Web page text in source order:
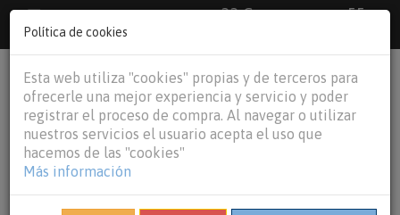
33 €
55
€Baleares y
person shopping_cart
Política de cookies
Esta web utiliza "cookies" propias y de terceros para
ofrecerle una mejor experiencia y servicio y poder
registrar el proceso de compra. Al navegar o utilizar
nuestros servicios el usuario acepta el uso que
hacemos de las "cookies"
Más información